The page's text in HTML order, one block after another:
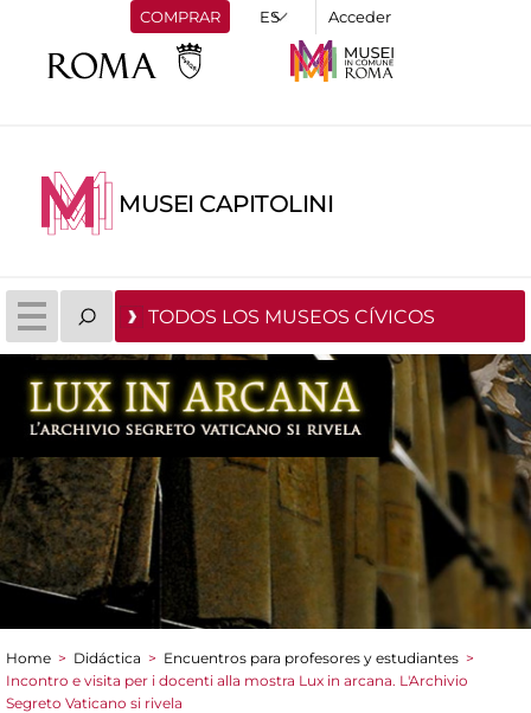
COMPRAR Acceder
MUSEI CAPITOLINI
TODOS LOS MUSEOS CÍVICOS
You are here
Home > Didáctica > Encuentros para profesores y estudiantes >
Incontro e visita per i docenti alla mostra Lux in arcana. L'Archivio
Segreto Vaticano si rivela